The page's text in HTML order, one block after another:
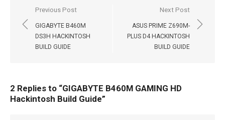
Навигация
по
записям
Previous Post
GIGABYTE B460M
DS3H HACKINTOSH
BUILD GUIDE
Next Post
ASUS PRIME Z690M-
PLUS D4 HACKINTOSH
BUILD GUIDE
2 Replies to “GIGABYTE B460M GAMING HD
Hackintosh Build Guide”